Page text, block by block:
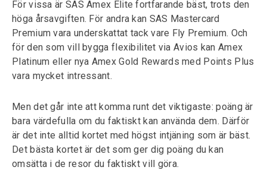
För vissa är SAS Amex Elite fortfarande bäst, trots den
höga årsavgiften. För andra kan SAS Mastercard
Premium vara underskattat tack vare Fly Premium. Och
för den som vill bygga flexibilitet via Avios kan Amex
Platinum eller nya Amex Gold Rewards med Points Plus
vara mycket intressant.
Men det går inte att komma runt det viktigaste: poäng är
bara värdefulla om du faktiskt kan använda dem. Därför
är det inte alltid kortet med högst intjäning som är bäst.
Det bästa kortet är det som ger dig poäng du kan
omsätta i de resor du faktiskt vill göra.